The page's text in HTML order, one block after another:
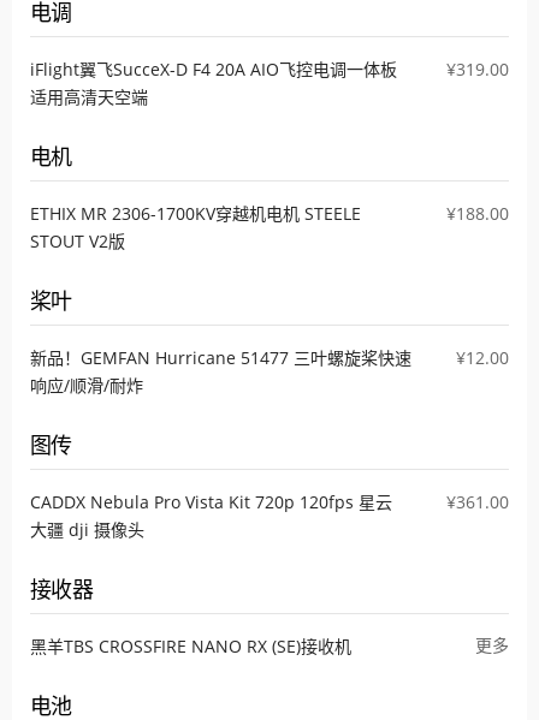
电调
iFlight翼飞SucceX-D F4 20A AIO飞控电调一体板
适用高清天空端
¥319.00
电机
ETHIX MR 2306-1700KV穿越机电机 STEELE
STOUT V2版
¥188.00
桨叶
新品！GEMFAN Hurricane 51477 三叶螺旋桨快速
响应/顺滑/耐炸
¥12.00
图传
CADDX Nebula Pro Vista Kit 720p 120fps 星云
大疆 dji 摄像头
¥361.00
接收器
黑羊TBS CROSSFIRE NANO RX (SE)接收机 更多
电池